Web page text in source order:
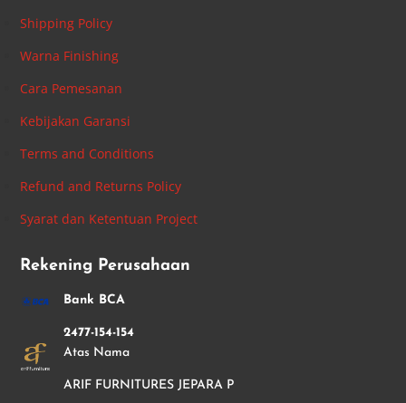
Shipping Policy
Warna Finishing
Cara Pemesanan
Kebijakan Garansi
Terms and Conditions
Refund and Returns Policy
Syarat dan Ketentuan Project
Rekening Perusahaan
Bank BCA
2477-154-154
Atas Nama
ARIF FURNITURES JEPARA P